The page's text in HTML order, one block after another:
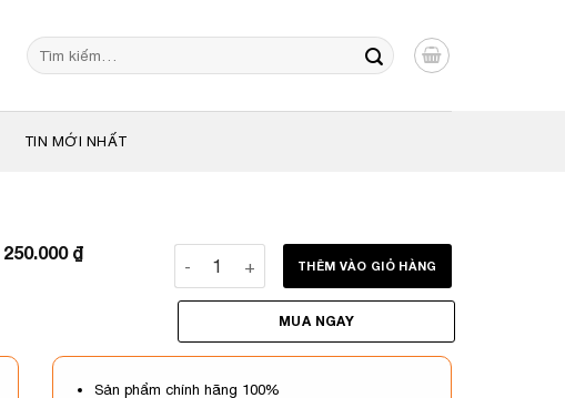
Tìm
kiếm:
TIN MỚI NHẤT
250.000 ₫ Xịt thơm toàn thân J&K Stardust Fine
THÊM VÀO GIỎ HÀNG
MUA NGAY
Sản phẩm chính hãng 100%